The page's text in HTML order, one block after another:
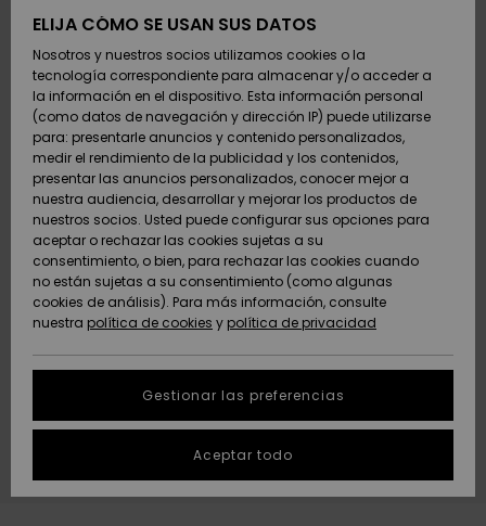
Zapatos y
chanclas
Surf
Snow
Novedades
Destacados
Zapatos y
chanclas
Surf
Snow
Novedades
Destacados
Destacados
Snow
SURF
Highlights
Comunidad
SNOW
Snow Niños
Tienda
Snow Mujer
Destacados
Comunidad
DOBLE
PROMO
Outlet
Mujer
AYUDA &
CONTACTO
Devoluciones
Pago
Tarjeta de
regalo
Quiksilver
Freedom
Protección de
datos
personales
Inicia una
conversación
SOSTENIBILIDAD
ELIJA CÓMO SE USAN SUS DATOS
Nosotros y nuestros socios utilizamos cookies o la
tecnología correspondiente para almacenar y/o acceder a
la información en el dispositivo. Esta información personal
(como datos de navegación y dirección IP) puede utilizarse
para: presentarle anuncios y contenido personalizados,
medir el rendimiento de la publicidad y los contenidos,
presentar las anuncios personalizados, conocer mejor a
nuestra audiencia, desarrollar y mejorar los productos de
nuestros socios. Usted puede configurar sus opciones para
aceptar o rechazar las cookies sujetas a su
consentimiento, o bien, para rechazar las cookies cuando
no están sujetas a su consentimiento (como algunas
cookies de análisis). Para más información, consulte
nuestra política de cookies y política de privacidad
Gestionar las preferencias
Aceptar todo